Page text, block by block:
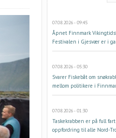
07.08.2026 - 09:45
Åpnet Finnmark
Festivalen i Gjesvær er i
07.08.2026 - 05:30
Svarer Fiskebåt om
mellom politikere i
07.08.2026 - 01:30
Taskekrabben er på full fart
oppfordring til alle Nord-